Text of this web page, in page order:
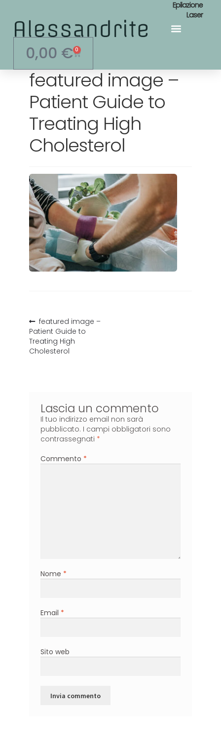
Epilazione
Laser
0,00 € 0
featured image –
Patient Guide to
Treating High
Cholesterol
featured image –
Patient Guide to
Treating High
Cholesterol
Lascia un commento
Il tuo indirizzo email non sarà
pubblicato. I campi obbligatori sono
contrassegnati *
Commento *
Nome *
Email *
Sito web